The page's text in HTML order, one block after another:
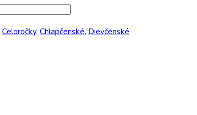
Celoročky, Chlapčenské, Dievčenské